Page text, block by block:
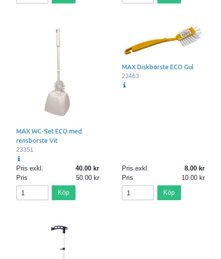
MAX WC-Set ECO med
rensborste Vit
23351
Pris exkl.
40.00
Pris
50.00
Köp
MAX Diskborste ECO Gul
23463
Pris exkl.
8.00
Pris
10.00
Köp